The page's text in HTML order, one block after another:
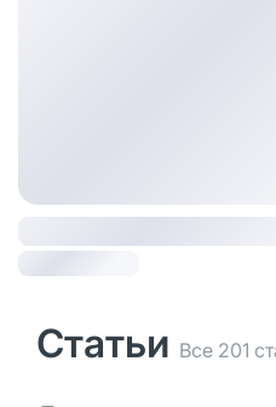
Статьи Все 201